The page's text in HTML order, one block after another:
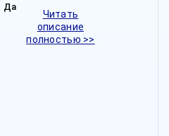
Да
Читать
описание
полностью >>